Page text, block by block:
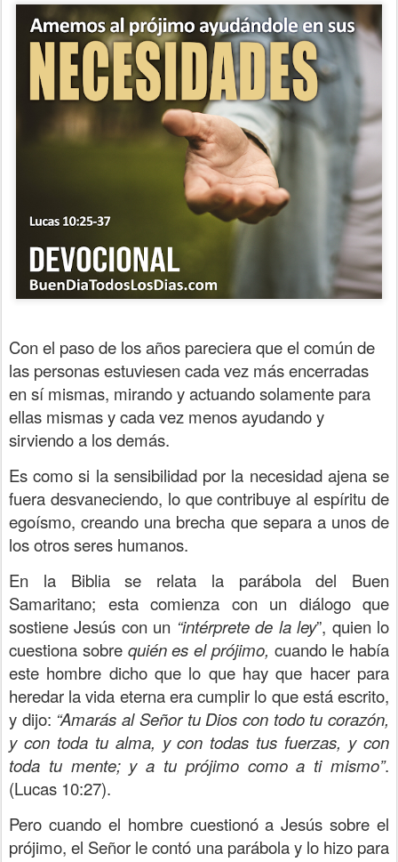
Con el paso de los años pareciera que el común de
las personas estuviesen cada vez más encerradas
en sí mismas, mirando y actuando solamente para
ellas mismas y cada vez menos ayudando y
sirviendo a los demás.
Es como si la sensibilidad por la necesidad ajena se
fuera desvaneciendo, lo que contribuye al espíritu de
egoísmo, creando una brecha que separa a unos de
los otros seres humanos.
En la Biblia se relata la parábola del Buen
Samaritano; esta comienza con un diálogo que
sostiene Jesús con un “intérprete de la ley”, quien lo
cuestiona sobre quién es el prójimo, cuando le había
este hombre dicho que lo que hay que hacer para
heredar la vida eterna era cumplir lo que está escrito,
y dijo: “Amarás al Señor tu Dios con todo tu corazón,
y con toda tu alma, y con todas tus fuerzas, y con
toda tu mente; y a tu prójimo como a ti mismo”.
(Lucas 10:27).
Pero cuando el hombre cuestionó a Jesús sobre el
prójimo, el Señor le contó una parábola y lo hizo para